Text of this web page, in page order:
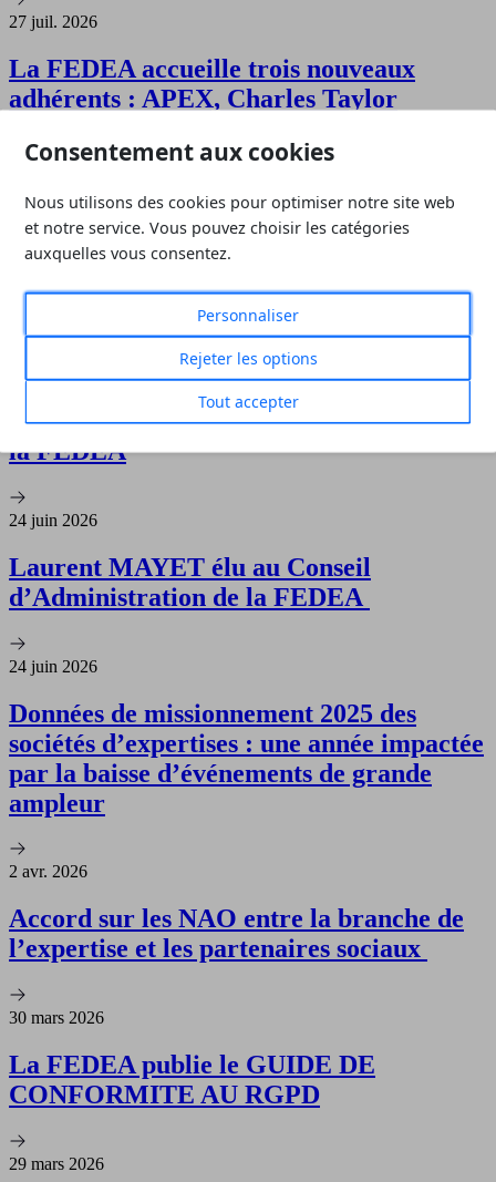
27 juil. 2026
La FEDEA accueille trois nouveaux
adhérents : APEX, Charles Taylor
23 juil. 2026
La FEDEA accueille Synaegis, son 17ᵉ
24 juin 2026
Alain Cassagnabère nommé
vice‑président de la Chambre Métier de
la FEDEA
24 juin 2026
Laurent MAYET élu au Conseil
d’Administration de la FEDEA
24 juin 2026
Données de missionnement 2025 des
sociétés d’expertises : une année impactée
par la baisse d’événements de grande
ampleur
2 avr. 2026
Accord sur les NAO entre la branche de
l’expertise et les partenaires sociaux
30 mars 2026
La FEDEA publie le GUIDE DE
CONFORMITE AU RGPD
29 mars 2026
Consentement aux cookies
Nous utilisons des cookies pour optimiser notre site web
et notre service. Vous pouvez choisir les catégories
auxquelles vous consentez.
Personnaliser
Rejeter les options
Tout accepter